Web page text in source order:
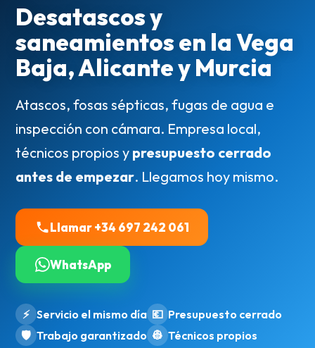
Desatascos y
saneamientos en la Vega
Baja, Alicante y Murcia
Atascos, fosas sépticas, fugas de agua e
inspección con cámara. Empresa local,
técnicos propios y presupuesto cerrado
antes de empezar. Llegamos hoy mismo.
Llamar +34 697 242 061
WhatsApp
⚡ Servicio el mismo día 💶 Presupuesto cerrado
🛡️ Trabajo garantizado 👷 Técnicos propios